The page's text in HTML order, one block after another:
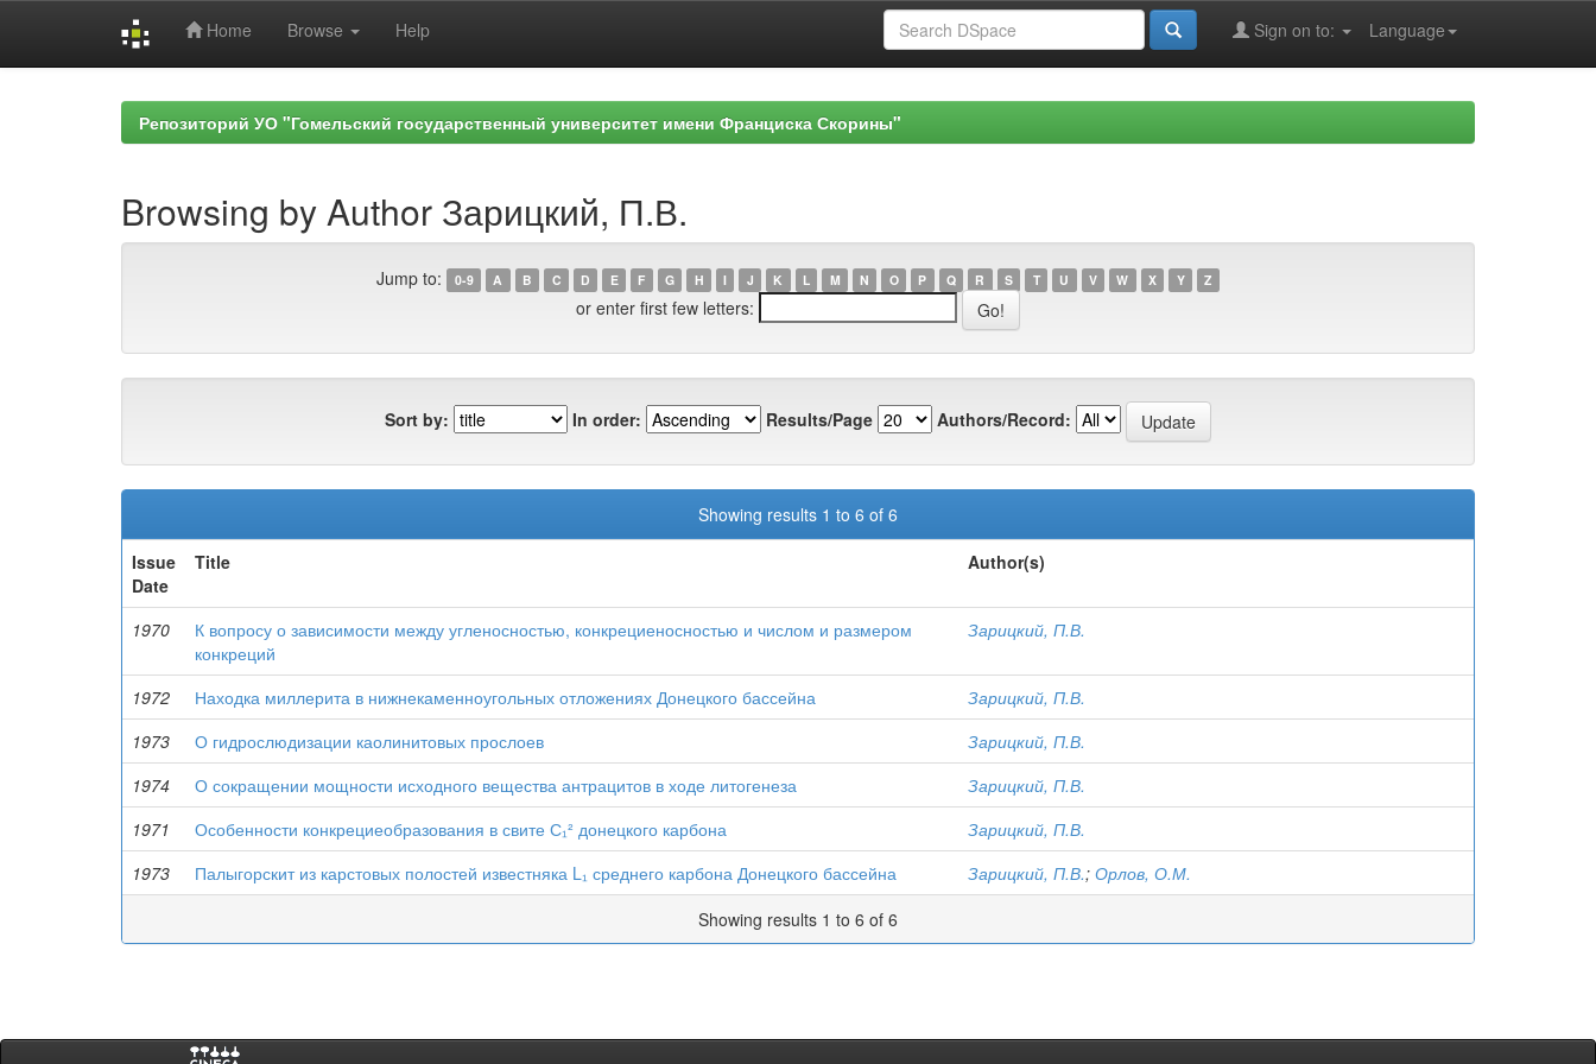
Home Browse Help Language
Sign on to:
Репозиторий УО "Гомельский государственный университет имени Франциска Скорины"
Browsing by Author Зарицкий, П.В.
Jump to: 0-9 A B C D E F G H I J K L M N O P Q R S T U V W X Y Z
or enter first few letters:
Sort by: In order: Results/Page Authors/Record:
Showing results 1 to 6 of 6
Issue
Date
Title Author(s)
1970
К вопросу о зависимости между угленосностью, конкрециеносностью и числом и размером
конкреций
Зарицкий, П.В.
1972 Находка миллерита в нижнекаменноугольных отложениях Донецкого бассейна
Зарицкий, П.В.
1973
О гидрослюдизации каолинитовых прослоев
Зарицкий, П.В.
1974
О сокращении мощности исходного вещества антрацитов в ходе литогенеза
Зарицкий, П.В.
1971
Особенности конкрециеобразования в свите С₁² донецкого карбона
Зарицкий, П.В.
1973
Палыгорскит из карстовых полостей известняка L₁ среднего карбона Донецкого бассейна Зарицкий, П.В.; Орлов, О.М.
Showing results 1 to 6 of 6